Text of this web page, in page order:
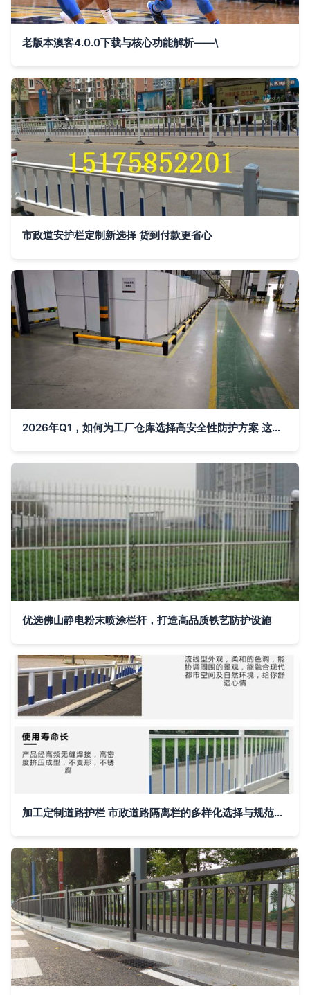
老版本澳客4.0.0下载与核心功能解析——\
市政道安护栏定制新选择 货到付款更省心
2026年Q1，如何为工厂仓库选择高安全性防护方案 这五家服务商值得关注
优选佛山静电粉末喷涂栏杆，打造高品质铁艺防护设施
加工定制道路护栏 市政道路隔离栏的多样化选择与规范化要求